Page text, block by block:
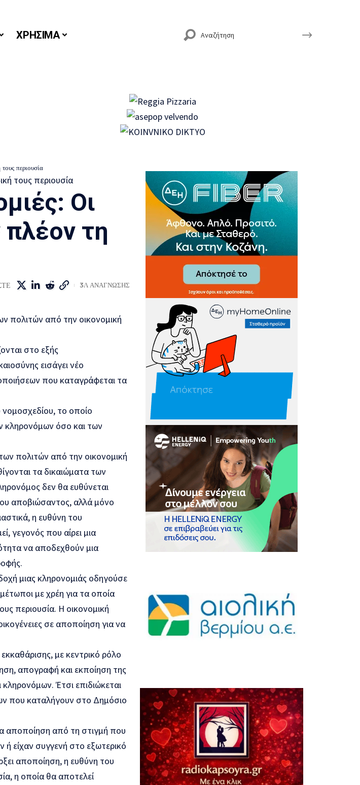
ΧΡΗΣΙΜΑ
περιουσία
Οι
πλέον τη
3Λ ΑΝΑΓΝΩΣΗΣ
πολιτών από την οικονομική
στο εξής
εισάγει νέο
που καταγράφεται τα
νομοσχεδίου, το οποίο
κληρονόμων όσο και των
πολιτών από την οικονομική
τα δικαιώματα των
δεν θα ευθύνεται
αποβιώσαντος, αλλά μόνο
η ευθύνη του
γεγονός που αίρει μια
να αποδεχθούν μια
μιας κληρονομιάς οδηγούσε
με χρέη για τα οποία
περιουσία. Η οικονομική
σε αποποίηση για να
με κεντρικό ρόλο
απογραφή και εκποίηση της
Έτσι επιδιώκεται
που καταλήγουν στο Δημόσιο
αποποίηση από τη στιγμή που
είχαν συγγενή στο εξωτερικό
αποποίηση, η ευθύνη του
η οποία θα αποτελεί